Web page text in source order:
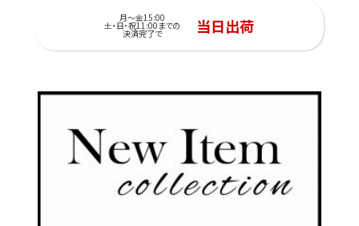
月～金15:00
土・日・祝11:00までの
決済完了で 当日出荷